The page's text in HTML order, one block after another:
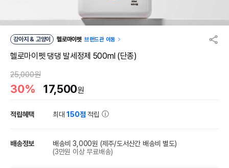
강아지 & 고양이 헬로마이펫 브랜드관 이동
헬로마이펫 댕댕 발세정제 500ml (단종)
25,000원
30% 17,500원
적립혜택 최대150점 적립
배송정보 배송비 3,000원 (제주/도서산간 배송비 별도)
(3만원 이상 무료배송)